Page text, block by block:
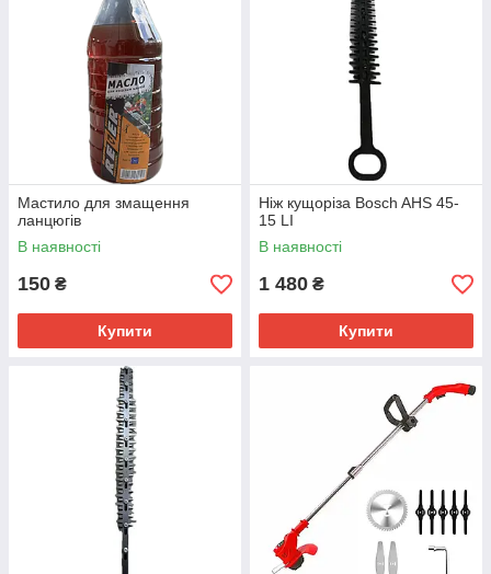
Мастило для змащення
ланцюгів
В наявності
150 ₴
Купити
Ніж кущоріза Bosch AHS 45-
15 LI
В наявності
1 480 ₴
Купити